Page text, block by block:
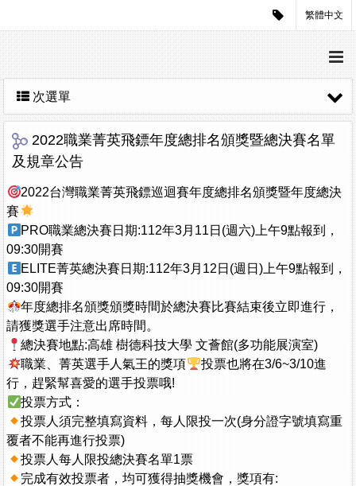
繁體中文
次選單
2022職業菁英飛鏢年度總排名頒獎暨總決賽名單
及規章公告
2022台灣職業菁英飛鏢巡迴賽年度總排名頒獎暨年度總決
賽
PRO職業總決賽日期:112年3月11日(週六)上午9點報到，
09:30開賽
ELITE菁英總決賽日期:112年3月12日(週日)上午9點報到，
09:30開賽
年度總排名頒獎頒獎時間於總決賽比賽結束後立即進行，
請獲獎選手注意出席時間。
總決賽地點:高雄 樹德科技大學 文薈館(多功能展演室)
職業、菁英選手人氣王的獎項
投票也將在3/6~3/10進
行，趕緊幫喜愛的選手投票哦!
投票方式：
投票人須完整填寫資料，每人限投一次(身分證字號填寫重
覆者不能再進行投票)
投票人每人限投總決賽名單1票
完成有效投票者，均可獲得抽獎機會，獎項有: